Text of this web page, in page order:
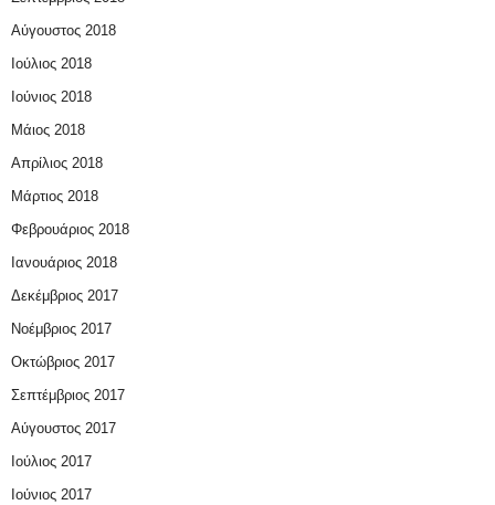
Αύγουστος 2018
Ιούλιος 2018
Ιούνιος 2018
Μάιος 2018
Απρίλιος 2018
Μάρτιος 2018
Φεβρουάριος 2018
Ιανουάριος 2018
Δεκέμβριος 2017
Νοέμβριος 2017
Οκτώβριος 2017
Σεπτέμβριος 2017
Αύγουστος 2017
Ιούλιος 2017
Ιούνιος 2017